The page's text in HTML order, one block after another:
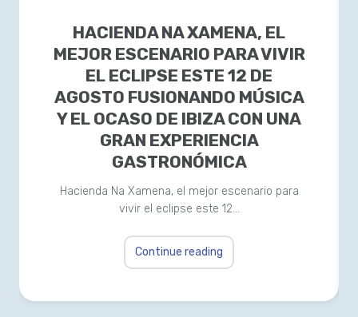
HACIENDA NA XAMENA, EL
MEJOR ESCENARIO PARA VIVIR
EL ECLIPSE ESTE 12 DE
AGOSTO FUSIONANDO MÚSICA
Y EL OCASO DE IBIZA CON UNA
GRAN EXPERIENCIA
GASTRONÓMICA
Hacienda Na Xamena, el mejor escenario para
vivir el eclipse este 12…
Continue reading